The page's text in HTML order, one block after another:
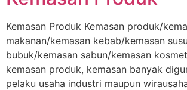
Kemasan Produk Kemasan produk/
makanan/kemasan kebab/kemasan susu
bubuk/kemasan sabun/kemasan
kemasan produk, kemasan banyak
pelaku usaha industri maupun